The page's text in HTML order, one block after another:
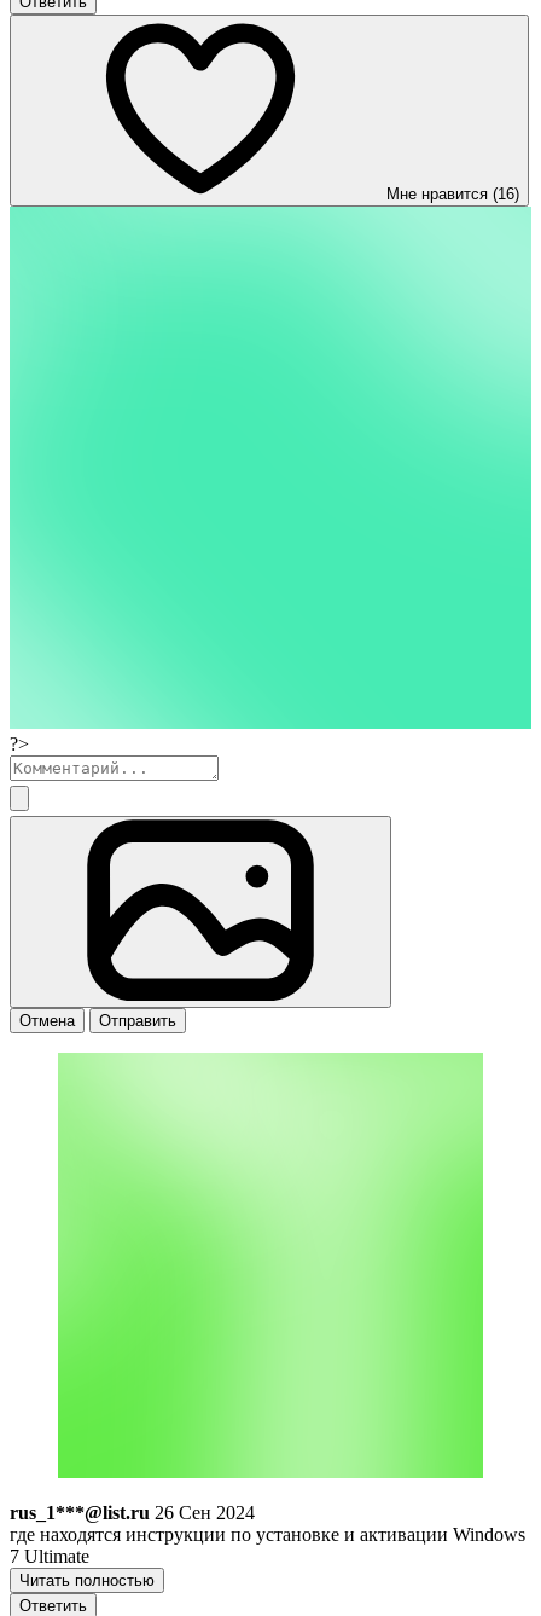
Мне нравится (16)
?>
Отмена Отправить
rus_1***@list.ru 26 Сен 2024
где находятся инструкции по установке и активации Windows
7 Ultimate
Читать полностью
Ответить